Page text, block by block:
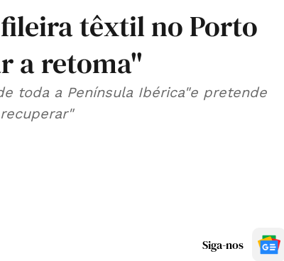
fileira têxtil no Porto
a retoma"
toda a Península Ibérica"e pretende
Siga-nos